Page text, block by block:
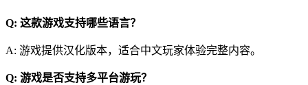
Q: 这款游戏支持哪些语言？
A: 游戏提供汉化版本，适合中文玩家体验完整内容。
Q: 游戏是否支持多平台游玩？